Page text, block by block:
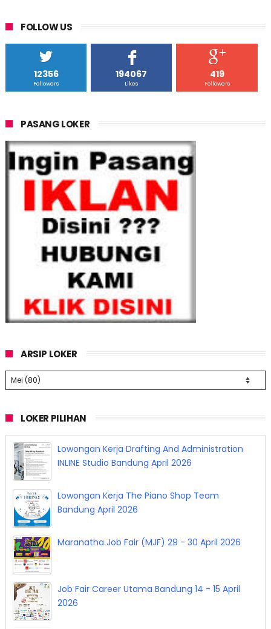
FOLLOW US
12356
Followers
194067
Likes
419
Followers
PASANG LOKER
ARSIP LOKER
LOKER PILIHAN
Lowongan Kerja Vermilion Agency Bandung
April 2026
Lowongan Kerja Drafting And Administration
INLINE Studio Bandung April 2026
Lowongan Kerja The Piano Shop Team
Maranatha Job Fair (MJF) 29 - 30 April 2026